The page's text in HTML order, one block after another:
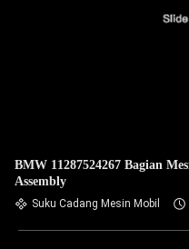
BMW 11287524267 Bagian
Assembly
Suku Cadang Mesin Mobil